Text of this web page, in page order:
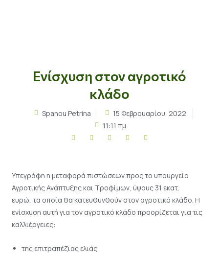
Ενίσχυση στον αγροτικό
κλάδο
Spanou Petrina
15 Φεβρουαρίου, 2022
11:11 πμ
Υπεγράφη η μεταφορά πιστώσεων προς το υπουργείο
Αγροτικής Ανάπτυξης και Τροφίμων, ύψους 31 εκατ.
ευρώ, τα οποία θα κατευθυνθούν στον αγροτικό κλάδο. Η
ενίσχυση αυτή για τον αγροτικό κλάδο προορίζεται για τις
καλλιέργειες:
της επιτραπέζιας ελιάς